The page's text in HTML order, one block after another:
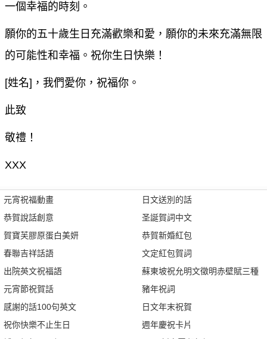
一個幸福的時刻。
願你的五十歲生日充滿歡樂和愛，願你的未來充滿無限
的可能性和幸福。祝你生日快樂！
[姓名]，我們愛你，祝福你。
此致
敬禮！
XXX
元宵祝福動畫
恭賀說話創意
賀寶芙膠原蛋白美妍
春聯吉祥話語
出院英文祝福語
元宵節祝賀話
感謝的話100句英文
祝你快樂不止生日
日文送別的話
圣誕賀詞中文
恭賀新婚紅包
文定紅包賀詞
蘇東坡祝允明文徵明赤壁賦三種
豬年祝詞
日文年末祝賀
週年慶祝卡片